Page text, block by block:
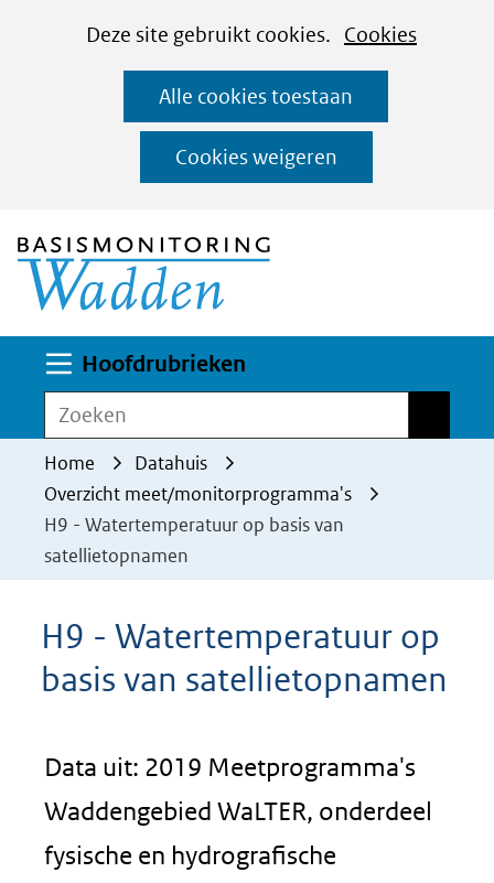
CookiesDeze site gebruikt cookies. Cookies
op
deze
website
worden
toegestaan
geweigerd.
Alle cookies toestaan
Cookies weigeren
Ga
naar
de
inhoud
Hoofdrubrieken
Zoeken
Home
Datahuis
Overzicht meet/monitorprogramma's
H9 - Watertemperatuur op basis van
satellietopnamen
H9 - Watertemperatuur op
basis van satellietopnamen
Data uit: 2019 Meetprogramma's
Waddengebied WaLTER, onderdeel
fysische en hydrografische